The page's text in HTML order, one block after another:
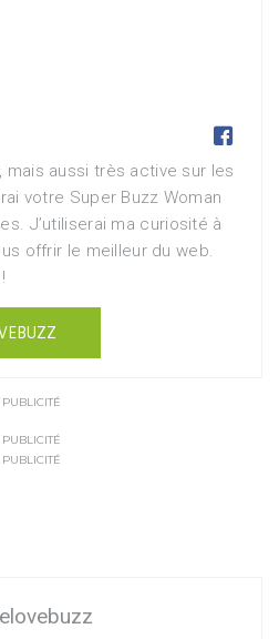

mais aussi très active sur les
votre Super Buzz Woman
J’utiliserai ma curiosité à
offrir le meilleur du web.
PUBLICITÉ
PUBLICITÉ
PUBLICITÉ